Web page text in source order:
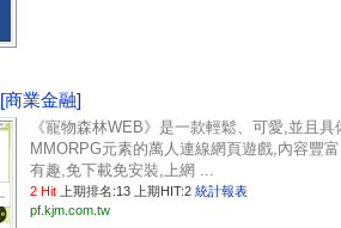
[商業金融]
《寵物森林WEB》是一款輕鬆、可愛,並且具
MMORPG元素的萬人連線網頁遊戲,內容豐富
有趣,免下載免安裝,上網 ...
2 Hit 上期排名:13 上期HIT:2 統計報表
pf.kjm.com.tw